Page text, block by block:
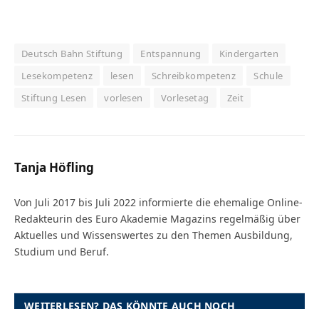
Deutsch Bahn Stiftung Entspannung
Kindergarten
Lesekompetenz
lesen Schreibkompetenz
Schule
Stiftung Lesen
vorlesen Vorlesetag Zeit
Tanja Höfling
Von Juli 2017 bis Juli 2022 informierte die ehemalige Online-
Redakteurin des Euro Akademie Magazins regelmäßig über
Aktuelles und Wissenswertes zu den Themen Ausbildung,
Studium und Beruf.
WEITERLESEN? DAS KÖNNTE AUCH NOCH